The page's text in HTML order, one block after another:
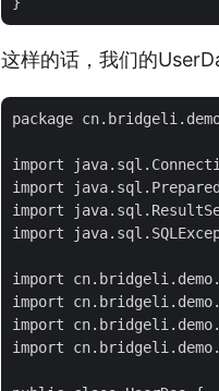
这样的话，我们的
package
import
import
import
import
import
import
import
import